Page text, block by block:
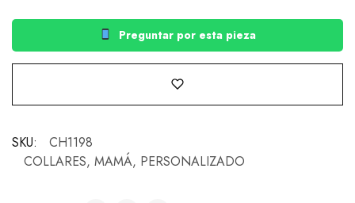
Preguntar por esta pieza
SKU:
CH1198
COLLARES, MAMÁ, PERSONALIZADO